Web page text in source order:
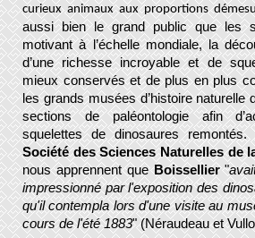
curieux animaux aux proportions
aussi bien le grand public que les
motivant à l’échelle mondiale, la
d’une richesse incroyable et de
mieux conservés et de plus en plus
les grands musées d’histoire naturelle
sections de paléontologie afin
squelettes de dinosaures
Société des Sciences Naturelles de
nous apprennent queBoissellier"
impressionné par l'exposition des
qu'il contempla lors d'une visite au
cours de l'été 1883" (Néraudeau et